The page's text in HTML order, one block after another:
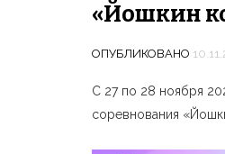
«Йошкин
ОПУБЛИКОВАНО
С 27 по 28 ноября
соревнования